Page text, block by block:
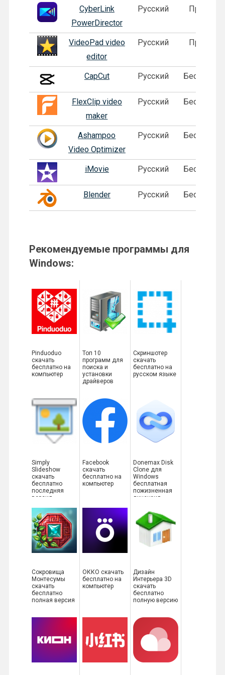
CyberLink
PowerDirector
Русский Пробная
VideoPad video
editor
Русский Пробная
CapCut Русский
FlexClip video
maker
Русский
Ashampoo
Video Optimizer
Русский
iMovie Русский
Blender Русский
Рекомендуемые программы для
Windows:
Pinduoduo
скачать
бесплатно на
компьютер
Топ 10
программ для
поиска и
установки
драйверов
Скриншотер
скачать
бесплатно на
русском языке
Simply
Slideshow
скачать
бесплатно
последняя
версия
Facebook
скачать
бесплатно на
компьютер
Donemax Disk
Clone для
Windows
бесплатная
пожизненная
лицензия
Сокровища
Монтесумы
скачать
бесплатно
полная версия
ОККО скачать
бесплатно на
компьютер
Дизайн
Интерьера 3D
скачать
бесплатно
полную версию